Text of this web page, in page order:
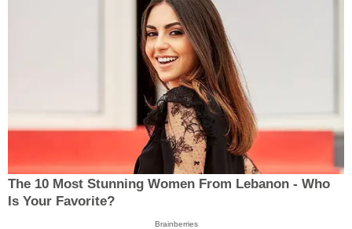
The 10 Most Stunning Women From Lebanon - Who
Is Your Favorite?
Brainberries